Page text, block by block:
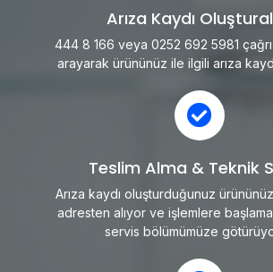
Arıza Kaydı
444 8 166 veya 0252 692 5981
arayarak ürününüz ile ilgili arıza
Teslim Alma & Teknik
Arıza kaydı oluşturduğunuz
adresten alıyor ve işlemlere
servis bölümümüze